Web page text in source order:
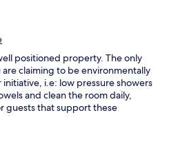
positioned property. The only
claiming to be environmentally
i.e: low pressure showers
and clean the room daily,
guests that support these
do not. Please have some skin in
initiatives for your guests.